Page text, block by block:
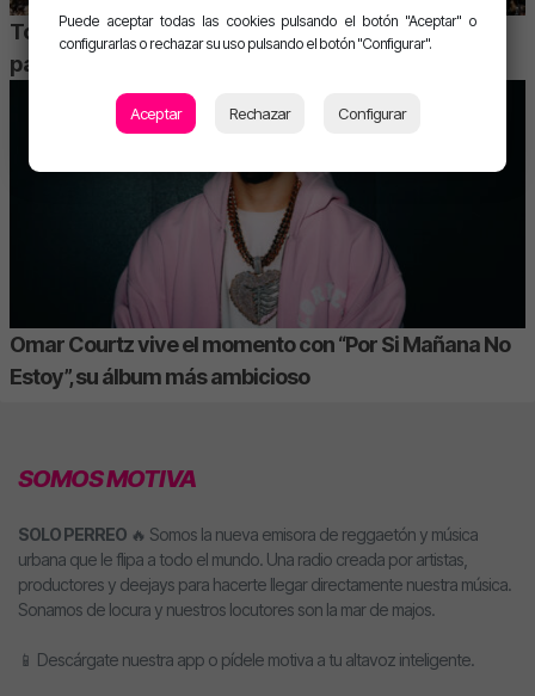
Tomorrowland 2026 baja el telón con otra edición
para el recuerdo
Omar Courtz vive el momento con “Por Si Mañana No
Estoy”, su álbum más ambicioso
SOMOS MOTIVA
SOLO PERREO 🔥 Somos la nueva emisora de reggaetón y música
urbana que le flipa a todo el mundo. Una radio creada por artistas,
productores y deejays para hacerte llegar directamente nuestra música.
Sonamos de locura y nuestros locutores son la mar de majos.
📱 Descárgate nuestra app o pídele motiva a tu altavoz inteligente.
Puede aceptar todas las cookies pulsando el botón "Aceptar" o
configurarlas o rechazar su uso pulsando el botón "Configurar".
Aceptar Rechazar Configurar